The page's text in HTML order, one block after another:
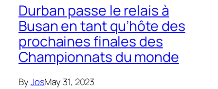
Durban passe le relais à
Busan en tant qu’hôte des
prochaines finales des
Championnats du monde
ByJosMay 31, 2023